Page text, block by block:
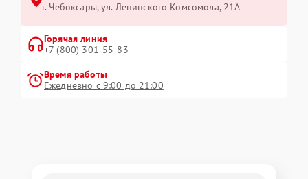
г. Чебоксары, ул. Ленинского Комсомола, 21А
Горячая линия
+7 (800) 301-55-83
Время работы
Ежедневно с 9:00 до 21:00